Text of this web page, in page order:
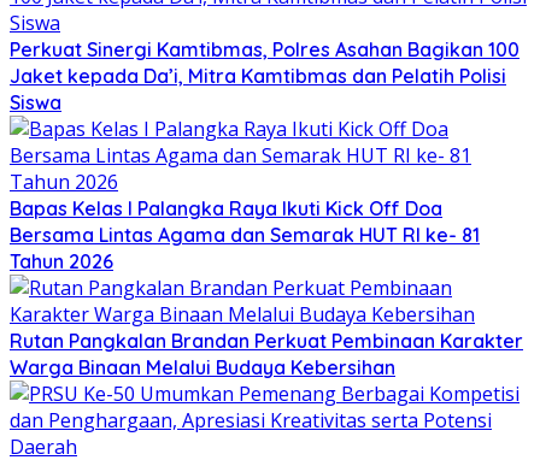
Perkuat Sinergi Kamtibmas, Polres Asahan Bagikan 100
Jaket kepada Da’i, Mitra Kamtibmas dan Pelatih Polisi
Siswa
Bapas Kelas I Palangka Raya Ikuti Kick Off Doa
Bersama Lintas Agama dan Semarak HUT RI ke- 81
Tahun 2026
Rutan Pangkalan Brandan Perkuat Pembinaan Karakter
Warga Binaan Melalui Budaya Kebersihan